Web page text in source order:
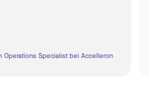
Operations Specialist bei Accelleron